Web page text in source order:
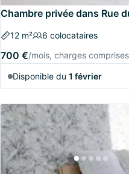
Chambre privée dans Rue
12 m² 6 colocataires
700 €/mois, charges comprises
Disponible du 1 février